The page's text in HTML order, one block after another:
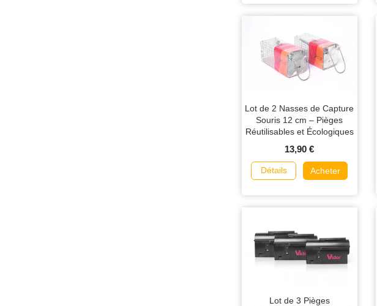
Lot de 2 Nasses de Capture
Souris 12 cm – Pièges
Réutilisables et Écologiques
13,90 €
Détails Acheter
Lot de 3 Pièges